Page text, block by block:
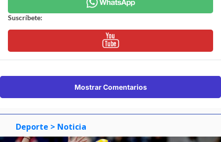
Suscríbete:
Mostrar Comentarios
Deporte > Noticia